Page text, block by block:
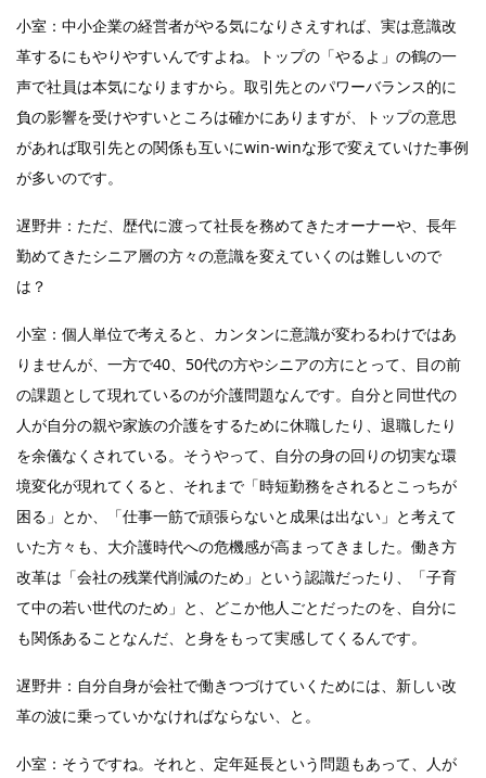
小室：中小企業の経営者がやる気になりさえすれば、実は意識改
革するにもやりやすいんですよね。トップの「やるよ」の鶴の一
声で社員は本気になりますから。取引先とのパワーバランス的に
負の影響を受けやすいところは確かにありますが、トップの意思
があれば取引先との関係も互いにwin-winな形で変えていけた事例
が多いのです。
遅野井：ただ、歴代に渡って社長を務めてきたオーナーや、長年
勤めてきたシニア層の方々の意識を変えていくのは難しいので
は？
小室：個人単位で考えると、カンタンに意識が変わるわけではあ
りませんが、一方で40、50代の方やシニアの方にとって、目の前
の課題として現れているのが介護問題なんです。自分と同世代の
人が自分の親や家族の介護をするために休職したり、退職したり
を余儀なくされている。そうやって、自分の身の回りの切実な環
境変化が現れてくると、それまで「時短勤務をされるとこっちが
困る」とか、「仕事一筋で頑張らないと成果は出ない」と考えて
いた方々も、大介護時代への危機感が高まってきました。働き方
改革は「会社の残業代削減のため」という認識だったり、「子育
て中の若い世代のため」と、どこか他人ごとだったのを、自分に
も関係あることなんだ、と身をもって実感してくるんです。
遅野井：自分自身が会社で働きつづけていくためには、新しい改
革の波に乗っていかなければならない、と。
小室：そうですね。それと、定年延長という問題もあって、人が